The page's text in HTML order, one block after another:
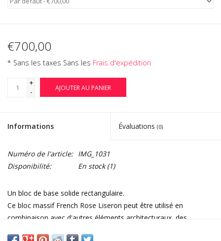
€700,00
* Sans les taxes Sans les Frais d'expédition
+
-
AJOUTER AU PANIER
Informations Évaluations (0)
Numéro de l'article: IMG_1031
Disponibilité:
En stock(1)
Un bloc de base solide rectangulaire.
Ce bloc massif French Rose Liseron peut être utilisé en
combinaison avec d'autres éléments architecturaux, des